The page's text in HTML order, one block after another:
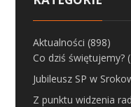
Aktualności (898)
Co dziś świętujemy?
Jubileusz SP w
Z punktu widzenia